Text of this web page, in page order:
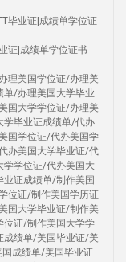
毕业证|成绩单学位证
证|成绩单学位证书
理美国学位证/办理美
单/办理美国大学毕业
国大学学位证/办理美
学毕业证成绩单/代办
国学位证/代办美国学
办美国大学毕业证/代
学学位证/代办美国大
证成绩单/制作美国
位证/制作美国学历证
国大学毕业证/制作美
位证/制作美国大学学
成绩单/美国毕业证/美
成绩单/美国毕业证